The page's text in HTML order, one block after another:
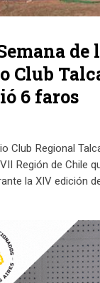
de
Club
6 faros
Club Regional
Región de Chile
la XIV edición